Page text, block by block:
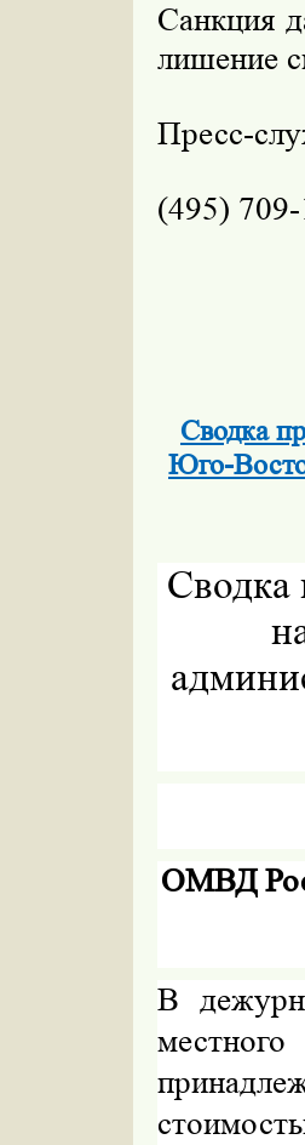
Санкция
лишение
Пресс-
(495)
Сводка
Юго-
Сводка
ОМВД
В